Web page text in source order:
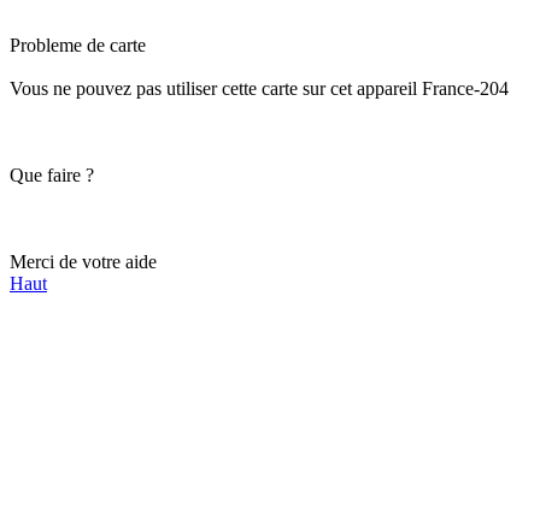
Probleme de carte
Vous ne pouvez pas utiliser cette carte sur cet appareil France-204
Que faire ?
Merci de votre aide
Haut